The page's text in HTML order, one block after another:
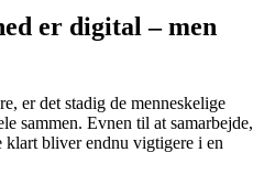
er digital – men
er det stadig de menneskelige
sammen. Evnen til at samarbejde,
bliver endnu vigtigere i en